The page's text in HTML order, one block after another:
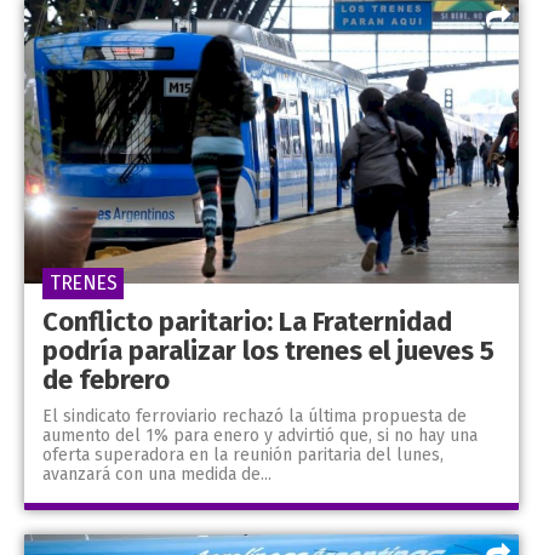
Conflicto paritario: La Fraternidad
podría paralizar los trenes el jueves 5
de febrero
El sindicato ferroviario rechazó la última propuesta de
aumento del 1% para enero y advirtió que, si no hay una
oferta superadora en la reunión paritaria del lunes,
avanzará con una medida de...
TRENES